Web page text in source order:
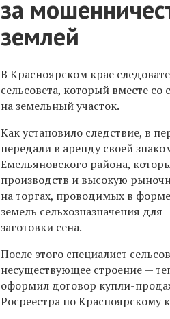
за
землей
В Красноярском крае
сельсовета, который вместе
на земельный участок.
Как установило следствие, в
передали в аренду своей
Емельяновского района,
производств и высокую
на торгах, проводимых в
земель сельхозназначения для
заготовки сена.
После этого специалист
несуществующее строение —
оформил договор купли-
Росреестра по Красноярскому